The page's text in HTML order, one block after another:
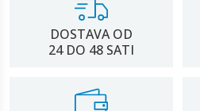
DOSTAVA OD
24 DO 48 SATI